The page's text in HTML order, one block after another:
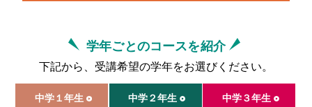
学年ごとのコースを紹介
下記から、受講希望の学年をお選びください。
中学１年生 中学２年生 中学３年生